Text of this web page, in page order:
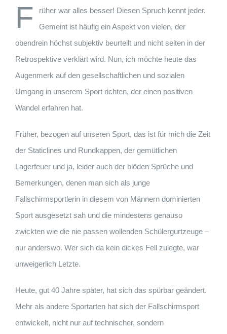
F
rüher war alles besser! Diesen Spruch kennt jeder.
Gemeint ist häufig ein Aspekt von vielen, der
obendrein höchst subjektiv beurteilt und nicht selten in der
Retrospektive verklärt wird. Nun, ich möchte heute das
Augenmerk auf den gesellschaftlichen und sozialen
Umgang in unserem Sport richten, der einen positiven
Wandel erfahren hat.
Früher, bezogen auf unseren Sport, das ist für mich die Zeit
der Staticlines und Rundkappen, der gemütlichen
Lagerfeuer und ja, leider auch der blöden Sprüche und
Bemerkungen, denen man sich als junge
Fallschirmsportlerin in diesem von Männern dominierten
Sport ausgesetzt sah und die mindestens genauso
zwickten wie die nie passen wollenden Schülergurtzeuge –
nur anderswo. Wer sich da kein dickes Fell zulegte, war
unweigerlich Letzte.
Heute, gut 40 Jahre später, hat sich das spürbar geändert.
Mehr als andere Sportarten hat sich der Fallschirmsport
entwickelt, nicht nur auf technischer, sondern